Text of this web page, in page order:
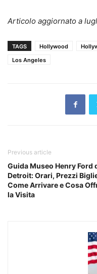
Articolo aggiornato a
TAGS Hollywood
Los Angeles
Previous article
Guida Museo Henry Ford
Detroit: Orari, Prezzi
Come Arrivare e Cosa
la Visita